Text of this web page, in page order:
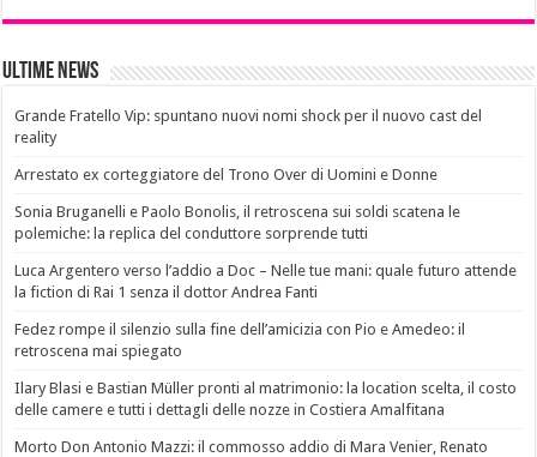
Ultime News
Grande Fratello Vip: spuntano nuovi nomi shock per il nuovo cast del
reality
Arrestato ex corteggiatore del Trono Over di Uomini e Donne
Sonia Bruganelli e Paolo Bonolis, il retroscena sui soldi scatena le
polemiche: la replica del conduttore sorprende tutti
Luca Argentero verso l’addio a Doc – Nelle tue mani: quale futuro attende
la fiction di Rai 1 senza il dottor Andrea Fanti
Fedez rompe il silenzio sulla fine dell’amicizia con Pio e Amedeo: il
retroscena mai spiegato
Ilary Blasi e Bastian Müller pronti al matrimonio: la location scelta, il costo
delle camere e tutti i dettagli delle nozze in Costiera Amalfitana
Morto Don Antonio Mazzi: il commosso addio di Mara Venier, Renato